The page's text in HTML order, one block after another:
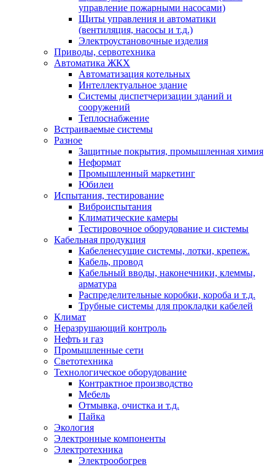
управление пожарными насосами)
Щиты управления и автоматики
(вентиляция, насосы и т.д.)
Электроустановочные изделия
Приводы, сервотехника
Автоматика ЖКХ
Автоматизация котельных
Интеллектуальное здание
Системы диспетчеризации зданий и
сооружений
Теплоснабжение
Встраиваемые системы
Разное
Защитные покрытия, промышленная химия
Неформат
Промышленный маркетинг
Юбилеи
Испытания, тестирование
Виброиспытания
Климатические камеры
Тестировочное оборудование и системы
Кабельная продукция
Кабеленесущие системы, лотки, крепеж.
Кабель, провод
Кабельный вводы, наконечники, клеммы,
арматура
Распределительные коробки, короба и т.д.
Трубные системы для прокладки кабелей
Климат
Неразрушающий контроль
Нефть и газ
Промышленные сети
Светотехника
Технологическое оборудование
Контрактное производство
Мебель
Отмывка, очистка и т.д.
Пайка
Экология
Электронные компоненты
Электротехника
Электрообогрев